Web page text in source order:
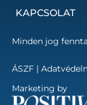
KAPCSOLAT
Minden jog
ÁSZF |
Marketing by